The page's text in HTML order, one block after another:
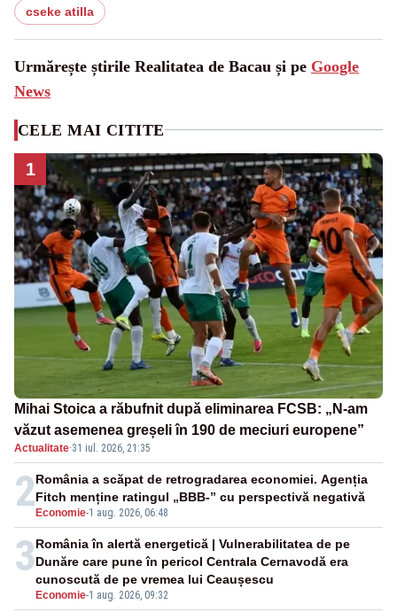
cseke atilla
Urmărește știrile Realitatea de Bacau și pe Google
News
CELE MAI CITITE
1
Mihai Stoica a răbufnit după eliminarea FCSB: „N-am
văzut asemenea greșeli în 190 de meciuri europene”
Actualitate·31 iul. 2026, 21:35
2 Economie-1 aug. 2026, 06:48
România a scăpat de retrogradarea economiei. Agenția
Fitch menține ratingul „BBB-” cu perspectivă negativă
3
Economie-1 aug. 2026, 09:32
România în alertă energetică | Vulnerabilitatea de pe
Dunăre care pune în pericol Centrala Cernavodă era
cunoscută de pe vremea lui Ceaușescu